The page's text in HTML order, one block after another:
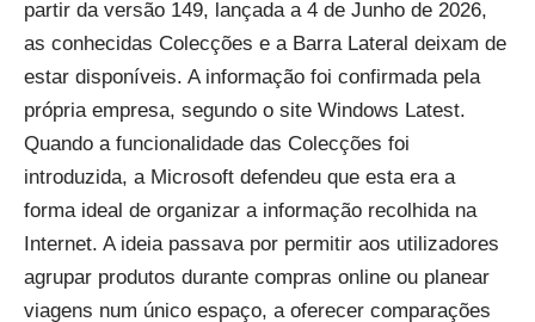
partir da versão 149, lançada a 4 de Junho de 2026,
as conhecidas Colecções e a Barra Lateral deixam de
estar disponíveis. A informação foi confirmada pela
própria empresa, segundo o site Windows Latest.
Quando a funcionalidade das Colecções foi
introduzida, a Microsoft defendeu que esta era a
forma ideal de organizar a informação recolhida na
Internet. A ideia passava por permitir aos utilizadores
agrupar produtos durante compras online ou planear
viagens num único espaço, a oferecer comparações